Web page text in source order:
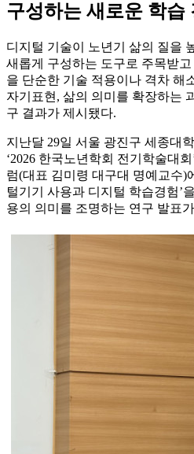
구성하는 새로운 학습
디지털 기술이 노년기 삶의 질을
새롭게 구성하는 도구로 주목받
을 단순한 기술 적용이나 격차 해
자기표현, 삶의 의미를 확장하는
구 결과가 제시됐다.
지난달 29일 서울 광진구 세종대
‘2026 한국노년학회 전기학술대
럼(대표 김미령 대구대 명예교수)
털기기 사용과 디지털 학습경험’
용의 의미를 조명하는 연구 발표